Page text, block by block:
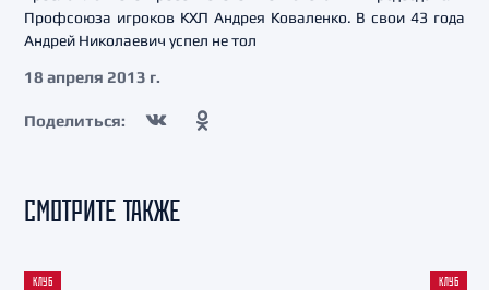
Профсоюза игроков КХЛ Андрея Коваленко. В свои 43 года
Андрей Николаевич успел не тол
18 апреля 2013 г.
Поделиться:
СМОТРИТЕ ТАКЖЕ
КЛУБ КЛУБ